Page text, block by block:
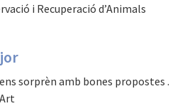
i Recuperació d’Animals
sorprèn amb bones propostes .